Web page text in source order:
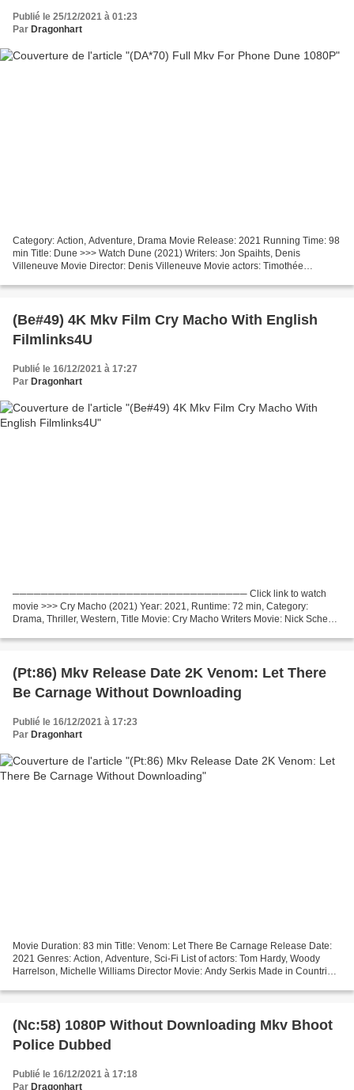
Publié le 25/12/2021 à 01:23
Par Dragonhart
Category: Action, Adventure, Drama Movie Release: 2021 Running Time: 98
min Title: Dune >>> Watch Dune (2021) Writers: Jon Spaihts, Denis
Villeneuve Movie Director: Denis Villeneuve Movie actors: Timothée
(Be#49) 4K Mkv Film Cry Macho With English
Filmlinks4U
Publié le 16/12/2021 à 17:27
Par Dragonhart
───────────────────────────────── Click link to watch
movie >>> Cry Macho (2021) Year: 2021, Runtime: 72 min, Category:
Drama, Thriller, Western, Title Movie: Cry Macho Writers Movie: Nick Schenk,
(Pt:86) Mkv Release Date 2K Venom: Let There
Be Carnage Without Downloading
Publié le 16/12/2021 à 17:23
Par Dragonhart
Movie Duration: 83 min Title: Venom: Let There Be Carnage Release Date:
2021 Genres: Action, Adventure, Sci-Fi List of actors: Tom Hardy, Woody
Harrelson, Michelle Williams Director Movie: Andy Serkis Made in Countries:
(Nc:58) 1080P Without Downloading Mkv Bhoot
Police Dubbed
Publié le 16/12/2021 à 17:18
Par Dragonhart